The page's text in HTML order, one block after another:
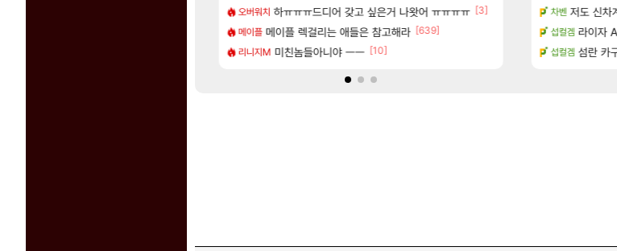
오버워치 하ㅠㅠㅠ드디어 갖고 싶은거 나왓어 ㅠㅠㅠㅠ [3]
메이플 메이플 렉걸리는 애들은 참고해라 [639]
리니지M 미친놈들아니야 ㅡㅡ [10]
로아 완갑 정보 초
로아 퍼클영상 보
로아 벨가 1관 잡
비스트 쿠를 먼저 보내서 기습하는 법
해외겜 스위치2판 ‘몬헌 와일즈’, 30~40fps 목표 추정
리싱크드 리싱크드 1.06 패치노트 (8/5)
차벤 저도 신차
섭컬겜 라이자
섭컬겜 섬란 카